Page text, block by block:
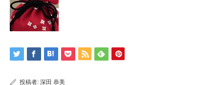
投稿者: 深田 恭美